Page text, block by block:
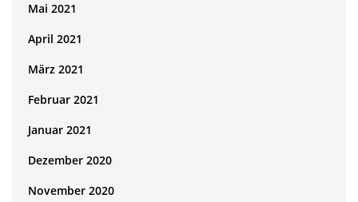
Mai 2021
April 2021
März 2021
Februar 2021
Januar 2021
Dezember 2020
November 2020